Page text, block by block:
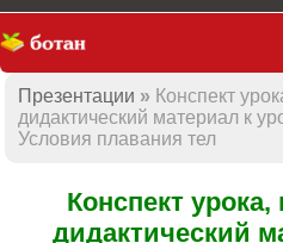
Презентации
Конспект
дидактический материал к
Условия плавания тел
Конспект
дидактический